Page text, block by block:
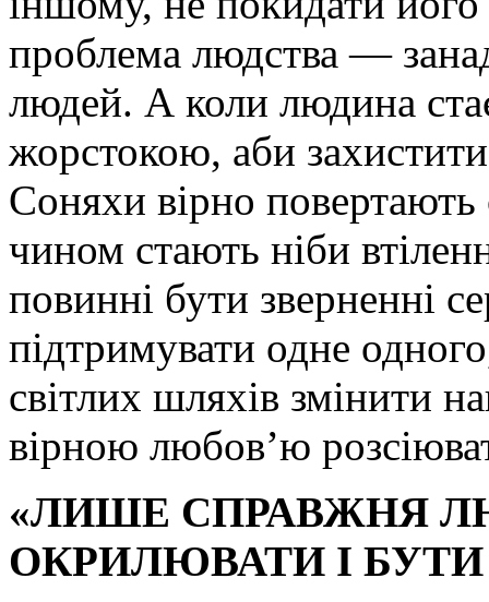
проблема людства —
людей. А коли людина
жорстокою, аби
Соняхи вірно повертають
чином стають ніби
повинні бути зверненні
підтримувати одне
світлих шляхів змінити
вірною любов’ю
«ЛИШЕ СПРАВЖНЯ
ОКРИЛЮВАТИ І